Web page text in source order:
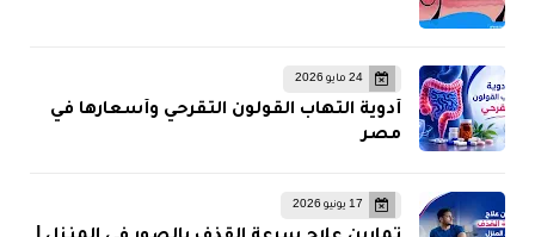
24 مايو 2026
أدوية التهاب القولون التقرحي وأسعارها في
مصر
17 يونيو 2026